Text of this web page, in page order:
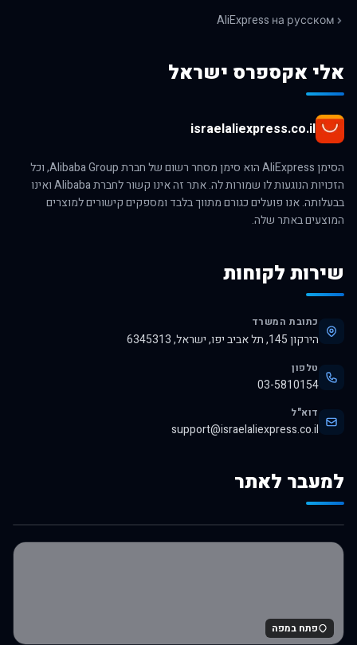
AliExpress на русском
אלי אקספרס ישראל
israelaliexpress.co.il
הסימן AliExpress הוא סימן מסחר רשום של חברת Alibaba Group, וכל
הזכויות הנוגעות לו שמורות לה. אתר זה אינו קשור לחברת Alibaba ואינו
בבעלותה. אנו פועלים כגורם מתווך בלבד ומספקים קישורים למוצרים
המוצעים באתר שלה.
שירות לקוחות
כתובת המשרד
הירקון 145, תל אביב יפו, ישראל, 6345313
טלפון
03-5810154
דוא"ל
support@israelaliexpress.co.il
למעבר לאתר
לרכישה באלי אקספרס
פתח במפה